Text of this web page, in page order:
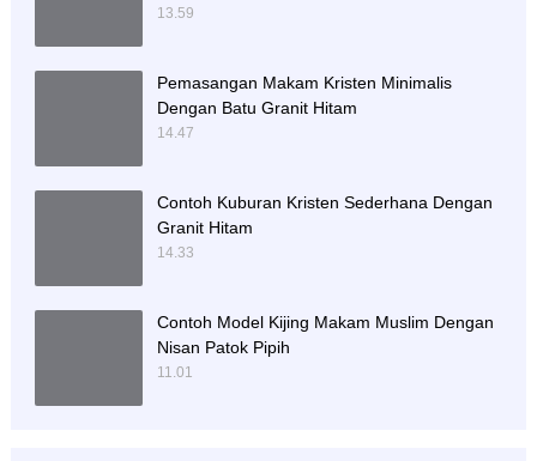
13.59
Pemasangan Makam Kristen Minimalis
Dengan Batu Granit Hitam
14.47
Contoh Kuburan Kristen Sederhana Dengan
Granit Hitam
14.33
Contoh Model Kijing Makam Muslim Dengan
Nisan Patok Pipih
11.01